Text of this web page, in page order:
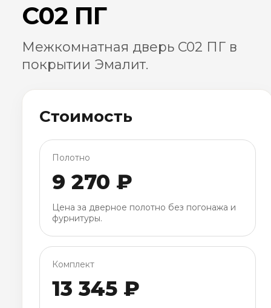
C02 ПГ
Межкомнатная дверь C02 ПГ в
покрытии Эмалит.
Стоимость
Полотно
9 270 ₽
Цена за дверное полотно без погонажа и
фурнитуры.
Комплект
13 345 ₽